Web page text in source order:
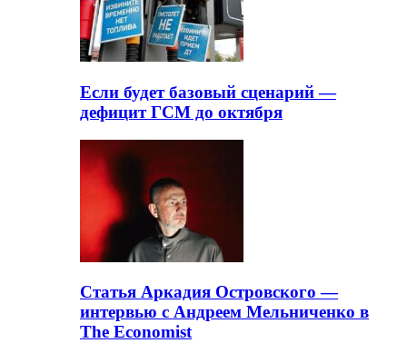
Если будет базовый сценарий —
дефицит ГСМ до октября
Статья Аркадия Островского —
интервью с Андреем Мельниченко в
The Economist